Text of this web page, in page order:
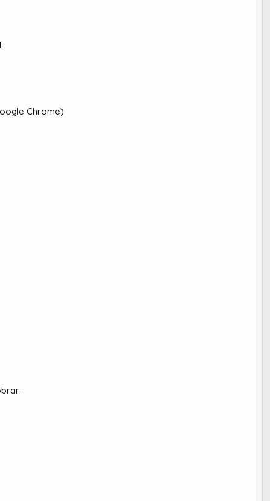
Chrome)